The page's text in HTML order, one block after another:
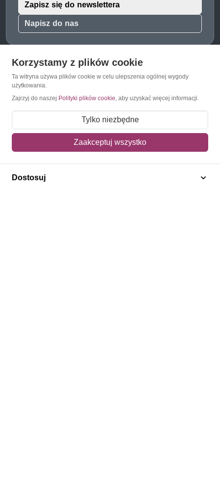
Napisz do nas
Zapisz się do newslettera
O Znaczkopol.pl
O nas
Regulamin
Polityka prywatności
Korzystamy z plików cookie
Ta witryna używa plików cookie w celu ulepszenia ogólnej wygody
użytkowania.
Zajrzyj do naszej Polityki plików cookie, aby uzyskać więcej informacji.
Tylko niezbędne
Zaakceptuj wszystko
Dostosuj